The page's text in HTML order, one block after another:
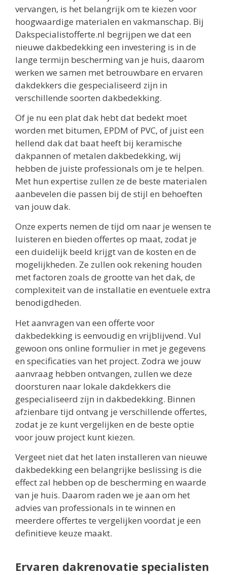
vervangen, is het belangrijk om te kiezen voor
hoogwaardige materialen en vakmanschap. Bij
Dakspecialistofferte.nl begrijpen we dat een
nieuwe dakbedekking een investering is in de
lange termijn bescherming van je huis, daarom
werken we samen met betrouwbare en ervaren
dakdekkers die gespecialiseerd zijn in
verschillende soorten dakbedekking.
Of je nu een plat dak hebt dat bedekt moet
worden met bitumen, EPDM of PVC, of juist een
hellend dak dat baat heeft bij keramische
dakpannen of metalen dakbedekking, wij
hebben de juiste professionals om je te helpen.
Met hun expertise zullen ze de beste materialen
aanbevelen die passen bij de stijl en behoeften
van jouw dak.
Onze experts nemen de tijd om naar je wensen te
luisteren en bieden offertes op maat, zodat je
een duidelijk beeld krijgt van de kosten en de
mogelijkheden. Ze zullen ook rekening houden
met factoren zoals de grootte van het dak, de
complexiteit van de installatie en eventuele extra
benodigdheden.
Het aanvragen van een offerte voor
dakbedekking is eenvoudig en vrijblijvend. Vul
gewoon ons online formulier in met je gegevens
en specificaties van het project. Zodra we jouw
aanvraag hebben ontvangen, zullen we deze
doorsturen naar lokale dakdekkers die
gespecialiseerd zijn in dakbedekking. Binnen
afzienbare tijd ontvang je verschillende offertes,
zodat je ze kunt vergelijken en de beste optie
voor jouw project kunt kiezen.
Vergeet niet dat het laten installeren van nieuwe
dakbedekking een belangrijke beslissing is die
effect zal hebben op de bescherming en waarde
van je huis. Daarom raden we je aan om het
advies van professionals in te winnen en
meerdere offertes te vergelijken voordat je een
definitieve keuze maakt.
Ervaren dakrenovatie specialisten